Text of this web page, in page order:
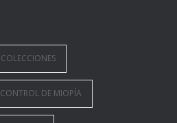
COLECCIONES
CONTROL DE MIOPÍA